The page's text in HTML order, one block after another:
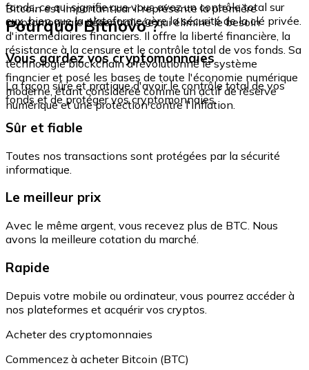
fonds, ce qui signifie que vous avez un contrôle total sur
eux, bien que la plateforme gère la sécurité de la clé privée.
Bitcoin est important car il représente la première
cryptomonnaie décentralisée qui élimine le besoin
d'intermédiaires financiers. Il offre la liberté financière, la
résistance à la censure et le contrôle total de vos fonds. Sa
technologie blockchain a révolutionné le système
financier et posé les bases de toute l'économie numérique
moderne, étant considérée comme un actif de réserve
numérique et une protection contre l'inflation.
Pourquoi Bitnovo ?
Vous gardez vos cryptomonnaies
La façon sûre et pratique d'avoir le contrôle total de vos
fonds et de protéger vos cryptomonnaies.
Sûr et fiable
Toutes nos transactions sont protégées par la sécurité
informatique.
Le meilleur prix
Avec le même argent, vous recevez plus de BTC. Nous
avons la meilleure cotation du marché.
Rapide
Depuis votre mobile ou ordinateur, vous pourrez accéder à
nos plateformes et acquérir vos cryptos.
Acheter des cryptomonnaies
Commencez à acheter Bitcoin (BTC)